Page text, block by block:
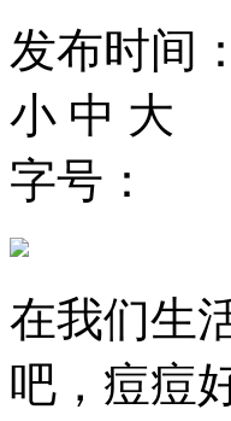
发布时间
小 中 大
字号：
在我们生
吧，痘痘